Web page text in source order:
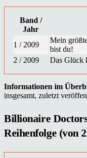
Band /
Jahr
1 / 2009
Mein
bist du!
2 / 2009
Das Glück
Informationen im
insgesamt, zuletzt
Billionaire
Reihenfolge (von